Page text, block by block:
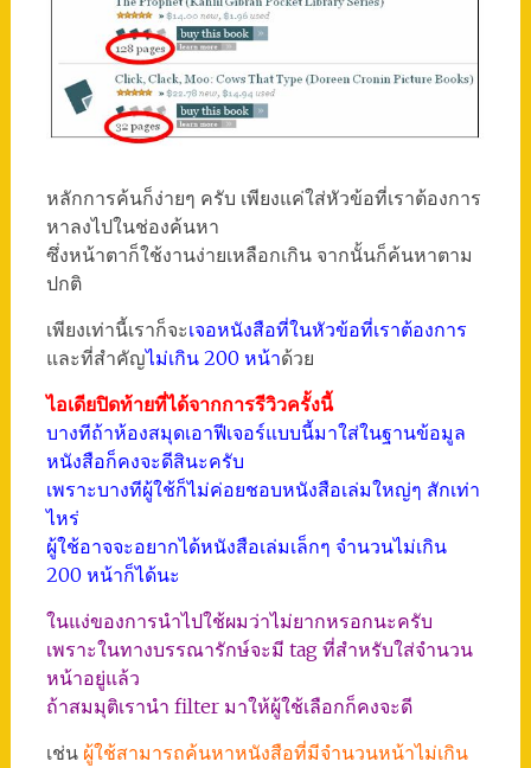
หลักการค้นก็ง่ายๆ ครับ เพียงแค่ใส่หัวข้อที่เราต้องการ
หาลงไปในช่องค้นหา
ซึ่งหน้าตาก็ใช้งานง่ายเหลือกเกิน จากนั้นก็ค้นหาตาม
ปกติ
เพียงเท่านี้เราก็จะเจอหนังสือที่ในหัวข้อที่เราต้องการ
และที่สำคัญไม่เกิน 200 หน้าด้วย
ไอเดียปิดท้ายที่ได้จากการรีวิวครั้งนี้
บางทีถ้าห้องสมุดเอาฟีเจอร์แบบนี้มาใส่ในฐานข้อมูล
หนังสือก็คงจะดีสินะครับ
เพราะบางทีผู้ใช้ก็ไม่ค่อยชอบหนังสือเล่มใหญ่ๆ สักเท่า
ไหร่
ผู้ใช้อาจจะอยากได้หนังสือเล่มเล็กๆ จำนวนไม่เกิน
200 หน้าก็ได้นะ
ในแง่ของการนำไปใช้ผมว่าไม่ยากหรอกนะครับ
เพราะในทางบรรณารักษ์จะมี tag ที่สำหรับใส่จำนวน
หน้าอยู่แล้ว
ถ้าสมมุติเรานำ filter มาให้ผู้ใช้เลือกก็คงจะดี
เช่น ผู้ใช้สามารถค้นหาหนังสือที่มีจำนวนหน้าไม่เกิน